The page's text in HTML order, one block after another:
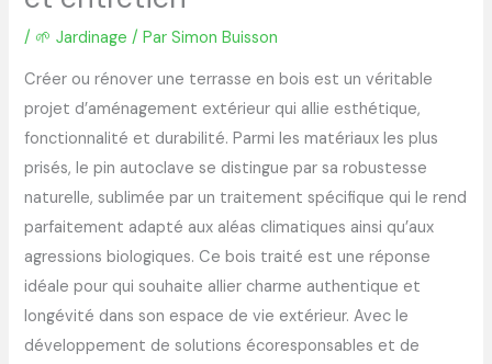
/ 🌱 Jardinage / ParSimon Buisson
Créer ou rénover une terrasse en bois est un véritable
projet d’aménagement extérieur qui allie esthétique,
fonctionnalité et durabilité. Parmi les matériaux les plus
prisés, le pin autoclave se distingue par sa robustesse
naturelle, sublimée par un traitement spécifique qui le rend
parfaitement adapté aux aléas climatiques ainsi qu’aux
agressions biologiques. Ce bois traité est une réponse
idéale pour qui souhaite allier charme authentique et
longévité dans son espace de vie extérieur. Avec le
développement de solutions écoresponsables et de